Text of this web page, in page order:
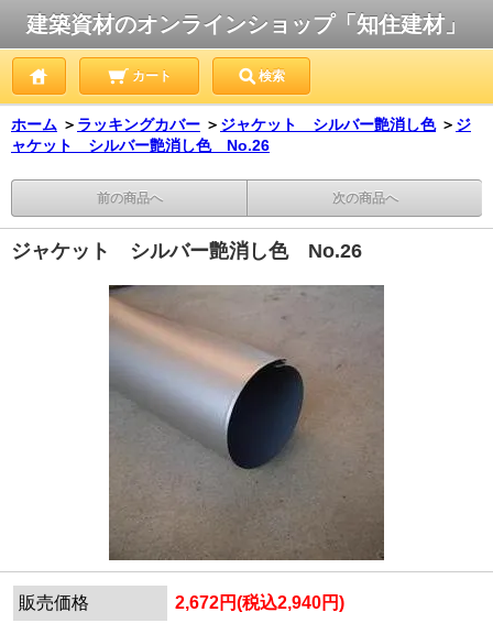
建築資材のオンラインショップ「知住建材」
カート 検索
ホーム ＞ ラッキングカバー ＞ ジャケット シルバー艶消し色 ＞ ジ
ャケット シルバー艶消し色 No.26
前の商品へ 次の商品へ
ジャケット シルバー艶消し色 No.26
販売価格 2,672円(税込2,940円)